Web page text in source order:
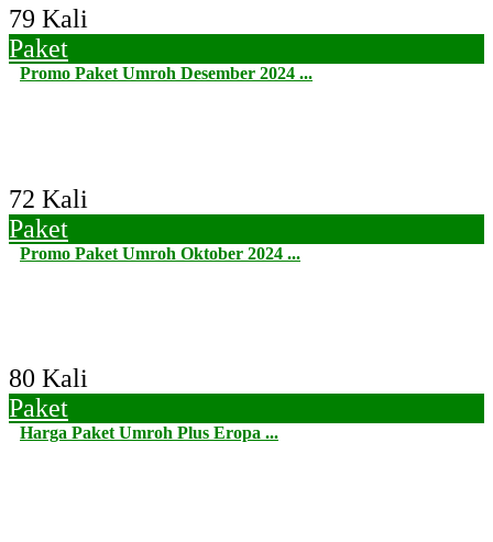
79 Kali
Paket
Promo Paket Umroh Desember 2024 ...
72 Kali
Paket
Promo Paket Umroh Oktober 2024 ...
80 Kali
Paket
Harga Paket Umroh Plus Eropa ...